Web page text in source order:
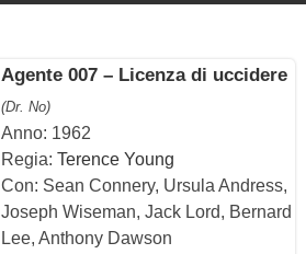
Agente 007 – Licenza di uccidere
(Dr. No)
Anno: 1962
Regia: Terence Young
Con: Sean Connery, Ursula Andress,
Joseph Wiseman, Jack Lord, Bernard
Lee, Anthony Dawson